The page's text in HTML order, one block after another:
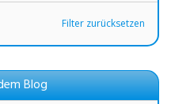
Filter zurücksetzen
Blog